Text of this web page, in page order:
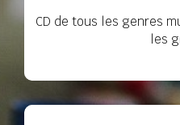
CD de tous les genres
les